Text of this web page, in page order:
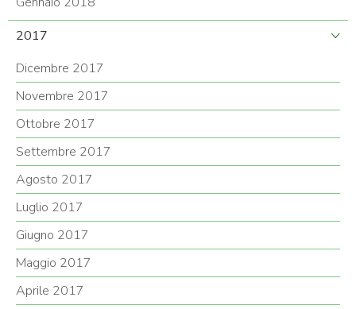
2017
Dicembre 2017
Novembre 2017
Ottobre 2017
Settembre 2017
Agosto 2017
Luglio 2017
Giugno 2017
Maggio 2017
Aprile 2017